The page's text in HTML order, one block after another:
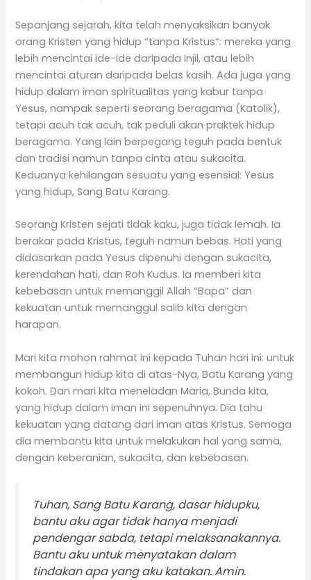
Sepanjang sejarah, kita telah menyaksikan banyak
orang Kristen yang hidup “tanpa Kristus”: mereka yang
lebih mencintai ide-ide daripada Injil, atau lebih
mencintai aturan daripada belas kasih. Ada juga yang
hidup dalam iman spiritualitas yang kabur tanpa
Yesus, nampak seperti seorang beragama (Katolik),
tetapi acuh tak acuh, tak peduli akan praktek hidup
beragama. Yang lain berpegang teguh pada bentuk
dan tradisi namun tanpa cinta atau sukacita.
Keduanya kehilangan sesuatu yang esensial: Yesus
yang hidup, Sang Batu Karang.
Seorang Kristen sejati tidak kaku, juga tidak lemah. Ia
berakar pada Kristus, teguh namun bebas. Hati yang
didasarkan pada Yesus dipenuhi dengan sukacita,
kerendahan hati, dan Roh Kudus. Ia memberi kita
kebebasan untuk memanggil Allah “Bapa” dan
kekuatan untuk memanggul salib kita dengan
harapan.
Mari kita mohon rahmat ini kepada Tuhan hari ini: untuk
membangun hidup kita di atas-Nya, Batu Karang yang
kokoh. Dan mari kita meneladan Maria, Bunda kita,
yang hidup dalam iman ini sepenuhnya. Dia tahu
kekuatan yang datang dari iman atas Kristus. Semoga
dia membantu kita untuk melakukan hal yang sama,
dengan keberanian, sukacita, dan kebebasan.
Tuhan, Sang Batu Karang, dasar hidupku,
bantu aku agar tidak hanya menjadi
pendengar sabda, tetapi melaksanakannya.
Bantu aku untuk menyatakan dalam
tindakan apa yang aku katakan. Amin.